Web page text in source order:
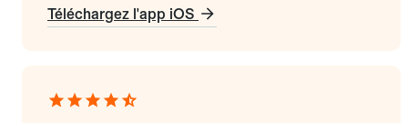
Téléchargez l'app iOS